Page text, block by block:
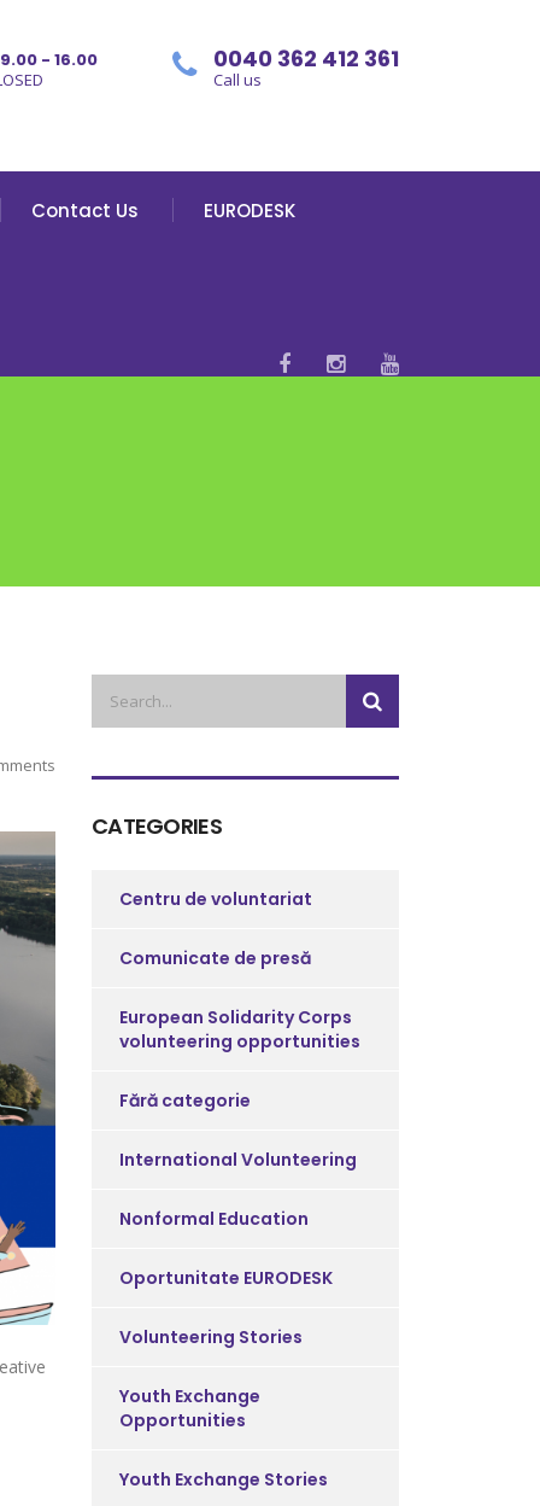
0040 362 412 361
Call us
- 16.00
Contact Us EURODESK
CATEGORIES
Centru de voluntariat
Comunicate de presă
European Solidarity Corps
volunteering opportunities
Fără categorie
International Volunteering
Nonformal Education
Oportunitate EURODESK
Volunteering Stories
Youth Exchange
Opportunities
Youth Exchange Stories